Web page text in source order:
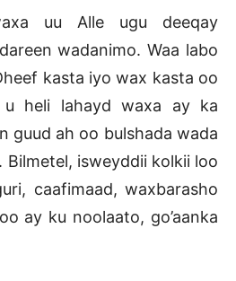
uu Alle ugu deeqay
wadanimo. Waa labo
kasta iyo wax kasta oo
u heli lahayd waxa ay ka
guud ah oo bulshada wada
Bilmetel, isweyddii kolkii loo
caafimaad, waxbarasho
ay ku noolaato, go’aanka